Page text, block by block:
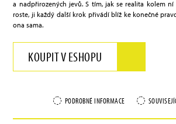
a nadpřirozených jevů. S tím, jak se realita kolem
roste, ji každý další krok přivádí blíž ke konečné
ona sama.
KOUPIT V ESHOPU
PODROBNÉ INFORMACE